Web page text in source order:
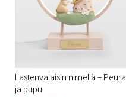
Lastenvalaisin nimellä – Peura
ja pupu